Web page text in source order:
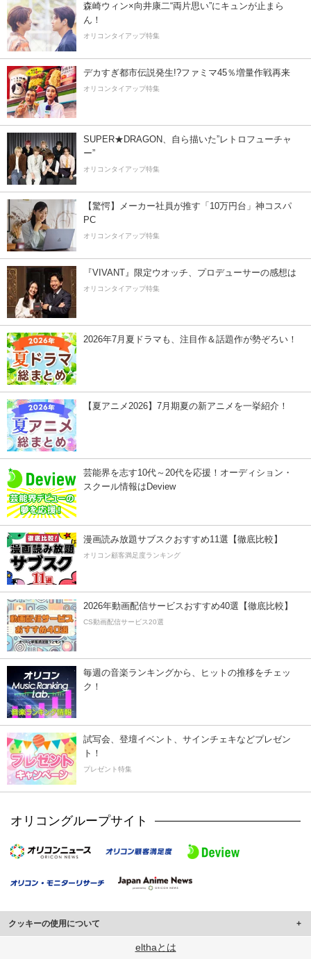
森崎ウィン×向井康二“両片思い”にキュンが止まら
ん！
オリコンタイアップ特集
デカすぎ都市伝説発生!?ファミマ45％増量作戦再来
オリコンタイアップ特集
SUPER★DRAGON、自ら描いた”レトロフューチャ
ー”
オリコンタイアップ特集
【驚愕】メーカー社員が推す「10万円台」神コスパ
PC
オリコンタイアップ特集
『VIVANT』限定ウオッチ、プロデューサーの感想は
オリコンタイアップ特集
2026年7月夏ドラマも、注目作＆話題作が勢ぞろい！
【夏アニメ2026】7月期夏の新アニメを一挙紹介！
芸能界を志す10代～20代を応援！オーディション・
スクール情報はDeview
漫画読み放題サブスクおすすめ11選【徹底比較】
オリコン顧客満足度ランキング
2026年動画配信サービスおすすめ40選【徹底比較】
CS動画配信サービス20選
毎週の音楽ランキングから、ヒットの推移をチェッ
ク！
試写会、登壇イベント、サインチェキなどプレゼン
ト！
プレゼント特集
オリコングループサイト
クッキーの使用について
このサイトでは Cookie を使用して、ユーザーに合わせたコンテンツや広告の
elthaとは